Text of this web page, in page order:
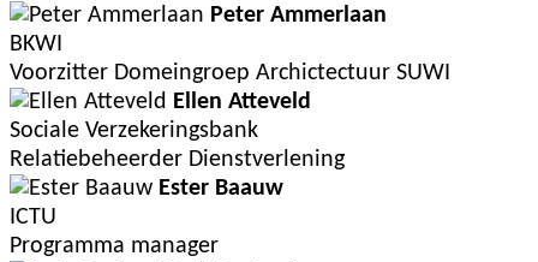
Peter Ammerlaan
BKWI
Voorzitter Domeingroep Archictectuur SUWI
Ellen Atteveld
Sociale Verzekeringsbank
Relatiebeheerder Dienstverlening
Ester Baauw
ICTU
Programma manager